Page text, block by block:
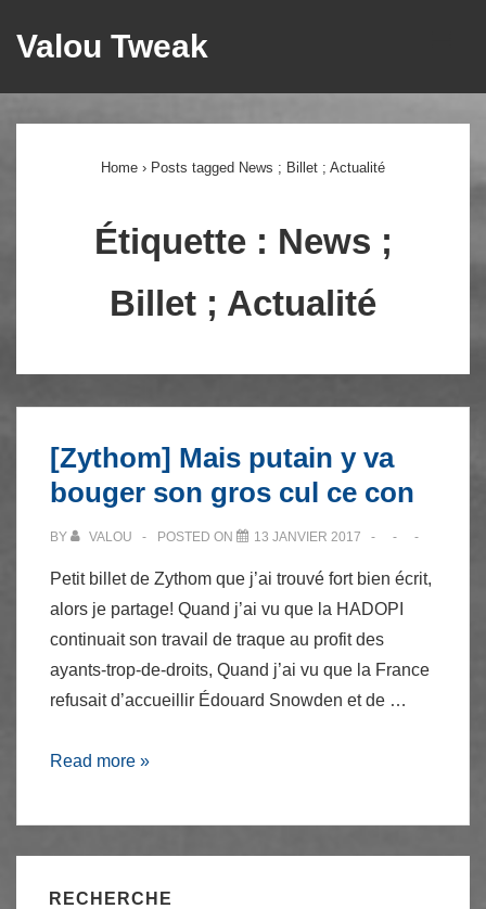
passer
Valou Tweak
Home › Posts tagged News ; Billet ; Actualité
Étiquette : News ;
Billet ; Actualité
[Zythom] Mais putain y va
bouger son gros cul ce con
BY VALOU POSTED ON 13 JANVIER 2017
Petit billet de Zythom que j’ai trouvé fort bien écrit,
alors je partage! Quand j’ai vu que la HADOPI
continuait son travail de traque au profit des
ayants-trop-de-droits, Quand j’ai vu que la France
refusait d’accueillir Édouard Snowden et de …
[Zythom]
putain
Read more »
RECHERCHE